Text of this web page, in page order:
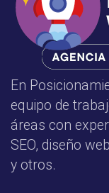
En
equipo de
áreas con
SEO, diseño
y otros.